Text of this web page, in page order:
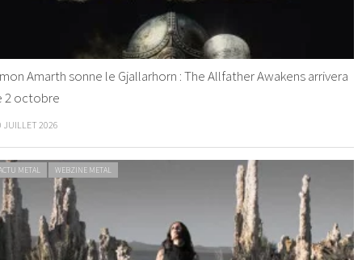
Amarth sonne le Gjallarhorn : The Allfather Awakens arrivera
2 octobre
JUILLET 2026
METAL WEBZINE METAL